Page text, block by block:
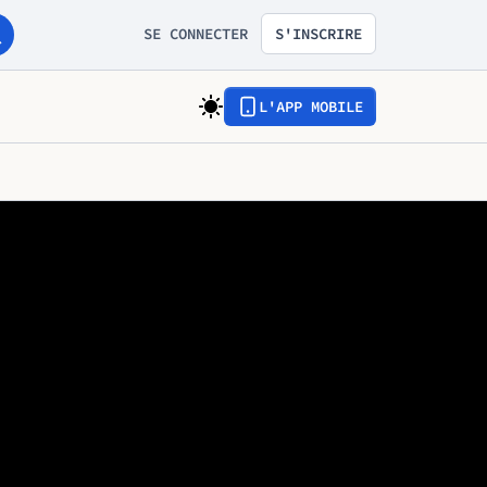
SE CONNECTER S'INSCRIRE
L'APP MOBILE